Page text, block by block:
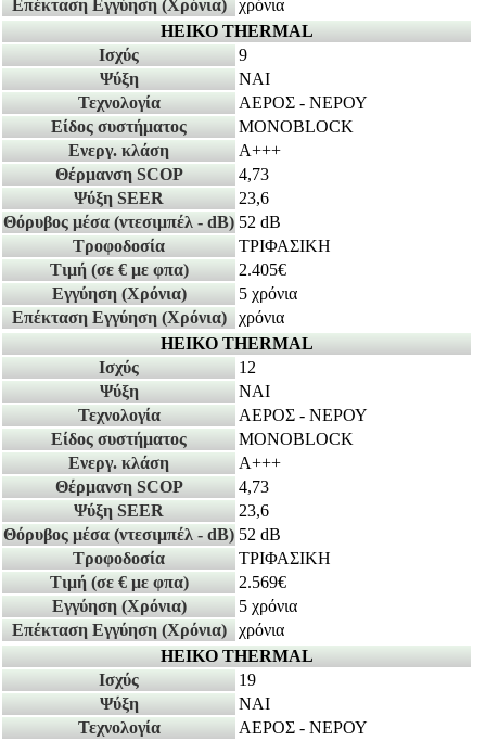
Επέκταση Εγγύηση (Χρόνια)
χρόνια
HEIKO THERMAL
Ισχύς
9
Ψύξη
ΝΑΙ
Τεχνολογία
ΑΕΡΟΣ - ΝΕΡΟΥ
Είδος συστήματος
MONOBLOCK
Ενεργ. κλάση
A+++
Θέρμανση SCOP
4,73
Ψύξη SEER
23,6
Θόρυβος μέσα (ντεσιμπέλ - dB) 52 dB
Τροφοδοσία
ΤΡΙΦΑΣΙΚΗ
Τιμή (σε € με φπα)
2.405€
Εγγύηση (Χρόνια)
5 χρόνια
Επέκταση Εγγύηση (Χρόνια)
χρόνια
HEIKO THERMAL
Ισχύς
12
Ψύξη
ΝΑΙ
Τεχνολογία
ΑΕΡΟΣ - ΝΕΡΟΥ
Είδος συστήματος
MONOBLOCK
Ενεργ. κλάση
A+++
Θέρμανση SCOP
4,73
Ψύξη SEER
23,6
Θόρυβος μέσα (ντεσιμπέλ - dB) 52 dB
Τροφοδοσία
ΤΡΙΦΑΣΙΚΗ
Τιμή (σε € με φπα)
2.569€
Εγγύηση (Χρόνια)
5 χρόνια
Επέκταση Εγγύηση (Χρόνια)
χρόνια
HEIKO THERMAL
Ισχύς
19
Ψύξη
ΝΑΙ
Τεχνολογία
ΑΕΡΟΣ - ΝΕΡΟΥ